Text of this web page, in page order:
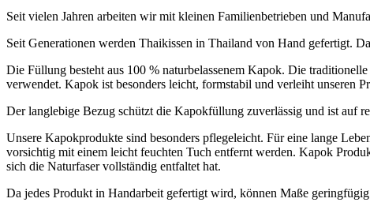
Seit vielen Jahren arbeiten wir mit kleinen Familienbetrieben und
Seit Generationen werden Thaikissen in Thailand von Hand gefertigt.
Die Füllung besteht aus 100 % naturbelassenem Kapok. Die
verwendet. Kapok ist besonders leicht, formstabil und verleiht unseren
Der langlebige Bezug schützt die Kapokfüllung zuverlässig und ist auf
Unsere Kapokprodukte sind besonders pflegeleicht. Für eine lange
vorsichtig mit einem leicht feuchten Tuch entfernt werden. Kapok
sich die Naturfaser vollständig entfaltet hat.
Da jedes Produkt in Handarbeit gefertigt wird, können Maße